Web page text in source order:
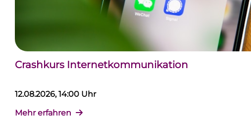
Crashkurs Internetkommunikation
12.08.2026, 14:00 Uhr
Mehr erfahren